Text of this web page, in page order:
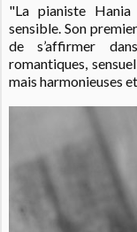
"La pianiste
sensible. Son
de s’affirmer
romantiques,
mais harmonieuses